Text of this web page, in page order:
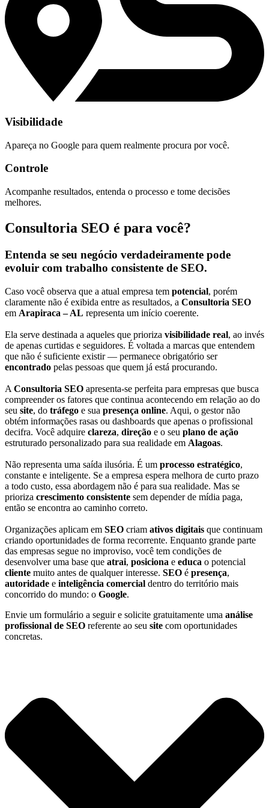
Visibilidade
Apareça no Google para quem realmente procura por você.
Controle
Acompanhe resultados, entenda o processo e tome decisões
melhores.
Consultoria SEO é para você?
Entenda se seu negócio verdadeiramente pode
evoluir com trabalho consistente de SEO.
Caso você observa que a atual empresa tem potencial, porém
claramente não é exibida entre as resultados, a Consultoria SEO
em Arapiraca – AL representa um início coerente.
Ela serve destinada a aqueles que prioriza visibilidade real, ao invés
de apenas curtidas e seguidores. É voltada a marcas que entendem
que não é suficiente existir — permanece obrigatório ser
encontrado pelas pessoas que quem já está procurando.
A Consultoria SEO apresenta-se perfeita para empresas que busca
compreender os fatores que continua acontecendo em relação ao do
seu site, do tráfego e sua presença online. Aqui, o gestor não
obtém informações rasas ou dashboards que apenas o profissional
decifra. Você adquire clareza, direção e o seu plano de ação
estruturado personalizado para sua realidade em Alagoas.
Não representa uma saída ilusória. É um processo estratégico,
constante e inteligente. Se a empresa espera melhora de curto prazo
a todo custo, essa abordagem não é para sua realidade. Mas se
prioriza crescimento consistente sem depender de mídia paga,
então se encontra ao caminho correto.
Organizações aplicam em SEO criam ativos digitais que continuam
criando oportunidades de forma recorrente. Enquanto grande parte
das empresas segue no improviso, você tem condições de
desenvolver uma base que atrai, posiciona e educa o potencial
cliente muito antes de qualquer interesse. SEO é presença,
autoridade e inteligência comercial dentro do território mais
concorrido do mundo: o Google.
Envie um formulário a seguir e solicite gratuitamente uma análise
profissional de SEO referente ao seu site com oportunidades
concretas.